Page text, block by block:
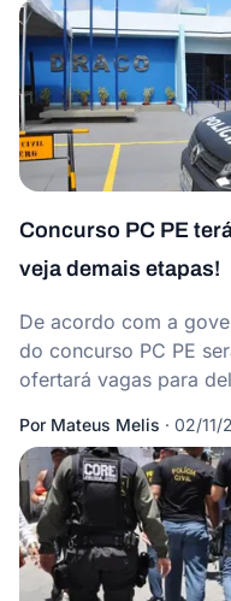
Concurso PC PE
veja demais etapas!
De acordo com a
do concurso PC PE
ofertará vagas para
Por Mateus Melis · 02/11/